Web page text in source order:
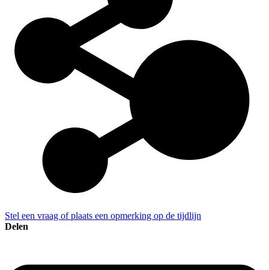
Stel een vraag of plaats een opmerking op de tijdlijn
Delen